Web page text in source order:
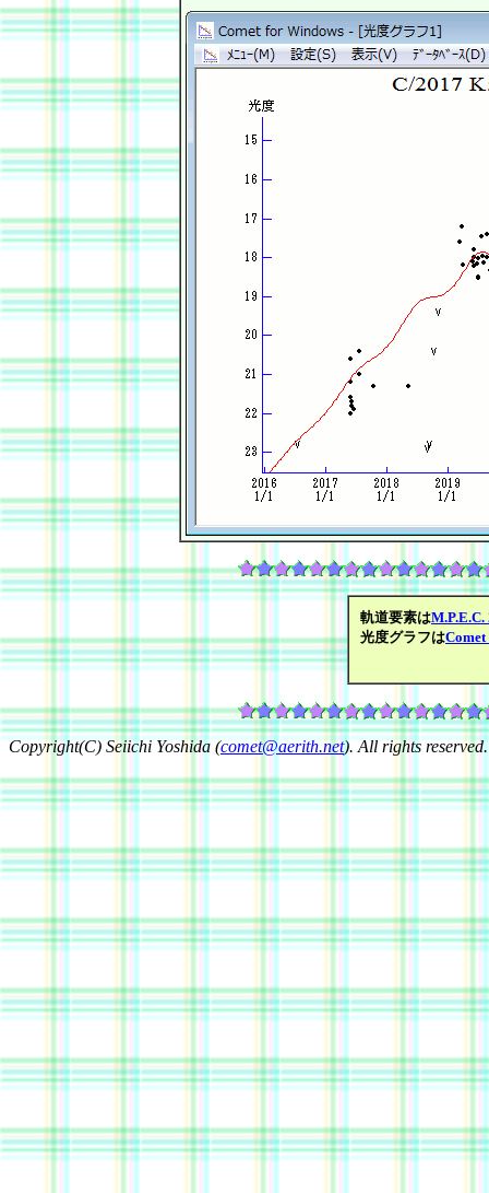
軌道要素はM.P.E.C.
光度グラフは
Copyright(C) Seiichi Yoshida (comet@aerith.net). All rights reserved.